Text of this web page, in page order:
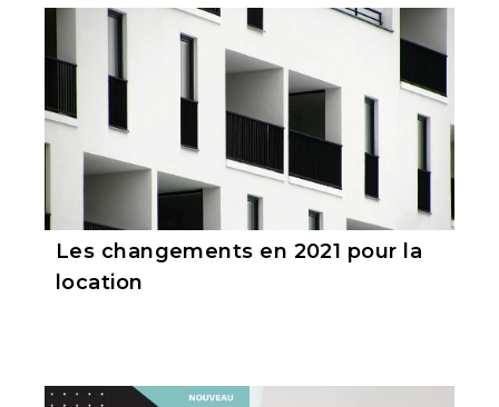
Les changements en 2021 pour la
location